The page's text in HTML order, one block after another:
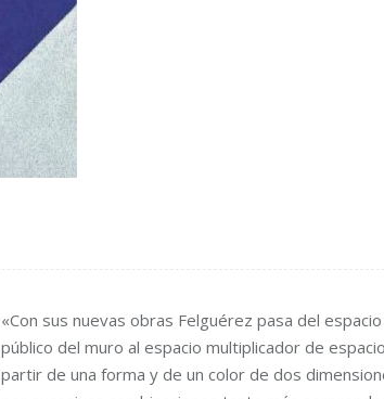
«Con sus nuevas obras Felguérez pasa del espacio
público del muro al espacio multiplicador de
partir de una forma y de un color de dos